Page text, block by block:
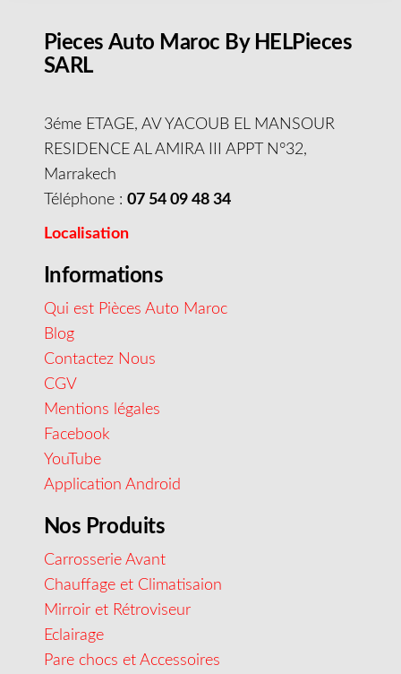
Pieces Auto Maroc By HELPieces
SARL
3éme ETAGE, AV YACOUB EL MANSOUR
RESIDENCE AL AMIRA III APPT N°32,
Marrakech
Téléphone : 07 54 09 48 34
Localisation
Informations
Qui est Pièces Auto Maroc
Blog
Contactez Nous
CGV
Mentions légales
Facebook
YouTube
Application Android
Nos Produits
Carrosserie Avant
Chauffage et Climatisaion
Mirroir et Rétroviseur
Eclairage
Pare chocs et Accessoires